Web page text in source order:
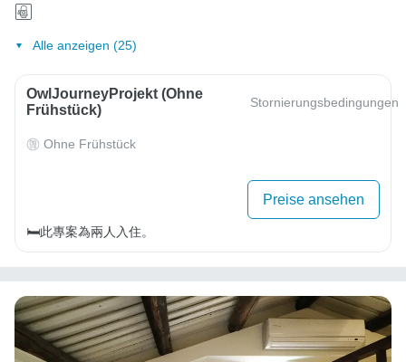
Alle anzeigen (25)
OwlJourneyProjekt (ohne
Frühstück)
Stornierungsbedingungen
Ohne Frühstück
Preise ansehen
🛏️此專案為兩人入住。